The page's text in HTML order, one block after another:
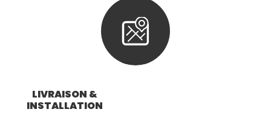
LIVRAISON &
INSTALLATION